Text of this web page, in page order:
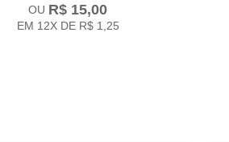
R$ 15,00
EM 12XDE R$ 1,25